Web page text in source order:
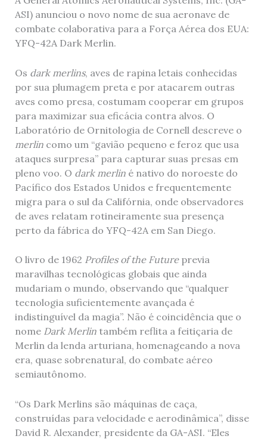
ASI) anunciou o novo nome de sua aeronave de
combate colaborativa para a Força Aérea dos EUA:
YFQ-42A Dark Merlin.
Os dark merlins, aves de rapina letais conhecidas
por sua plumagem preta e por atacarem outras
aves como presa, costumam cooperar em grupos
para maximizar sua eficácia contra alvos. O
Laboratório de Ornitologia de Cornell descreve o
merlincomo um “gavião pequeno e feroz que usa
ataques surpresa” para capturar suas presas em
pleno voo. O dark merliné nativo do noroeste do
Pacífico dos Estados Unidos e frequentemente
migra para o sul da Califórnia, onde observadores
de aves relatam rotineiramente sua presença
perto da fábrica do YFQ-42A em San Diego.
O livro de 1962 Profiles of the Futureprevia
maravilhas tecnológicas globais que ainda
mudariam o mundo, observando que “qualquer
tecnologia suficientemente avançada é
indistinguível da magia”. Não é coincidência que o
nome Dark Merlintambém reflita a feitiçaria de
Merlin da lenda arturiana, homenageando a nova
era, quase sobrenatural, do combate aéreo
semiautônomo.
“Os Dark Merlins são máquinas de caça,
construídas para velocidade e aerodinâmica”, disse
David R. Alexander, presidente da GA-ASI. “Eles